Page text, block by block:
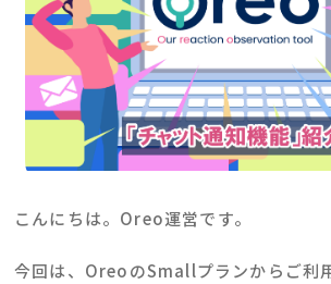
こんにちは。Oreo運営です。
今回は、OreoのSmallプランからご利